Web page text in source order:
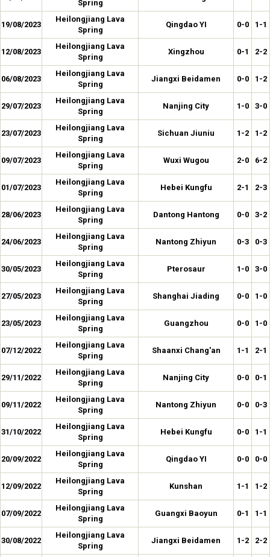
Spring
19/08/2023
Heilongjiang Lava
Spring
Qingdao YI 0-0 1-1
12/08/2023
Heilongjiang Lava
Spring
Xingzhou 0-1 2-2
06/08/2023
Heilongjiang Lava
Spring
Jiangxi Beidamen 0-0 1-2
29/07/2023
Heilongjiang Lava
Spring
Nanjing City 1-0 3-0
23/07/2023
Heilongjiang Lava
Spring
Sichuan Jiuniu 1-2 1-2
09/07/2023
Heilongjiang Lava
Spring
Wuxi Wugou 2-0 6-2
01/07/2023
Heilongjiang Lava
Spring
Hebei Kungfu 2-1 2-3
28/06/2023
Heilongjiang Lava
Spring
Dantong Hantong 0-0 3-2
24/06/2023
Heilongjiang Lava
Spring
Nantong Zhiyun 0-3 0-3
30/05/2023
Heilongjiang Lava
Spring
Pterosaur 1-0 3-0
27/05/2023
Heilongjiang Lava
Spring
Shanghai Jiading 0-0 1-0
23/05/2023
Heilongjiang Lava
Spring
Guangzhou 0-0 1-0
07/12/2022
Heilongjiang Lava
Spring
Shaanxi Chang'an 1-1 2-1
29/11/2022
Heilongjiang Lava
Spring
Nanjing City 0-0 0-1
09/11/2022
Heilongjiang Lava
Spring
Nantong Zhiyun 0-0 0-3
31/10/2022
Heilongjiang Lava
Spring
Hebei Kungfu 0-0 1-1
20/09/2022
Heilongjiang Lava
Spring
Qingdao YI 0-0 0-0
12/09/2022
Heilongjiang Lava
Spring
Kunshan 1-1 1-2
07/09/2022
Heilongjiang Lava
Spring
Guangxi Baoyun 0-1 1-1
30/08/2022
Heilongjiang Lava
Spring
Jiangxi Beidamen 1-2 2-2